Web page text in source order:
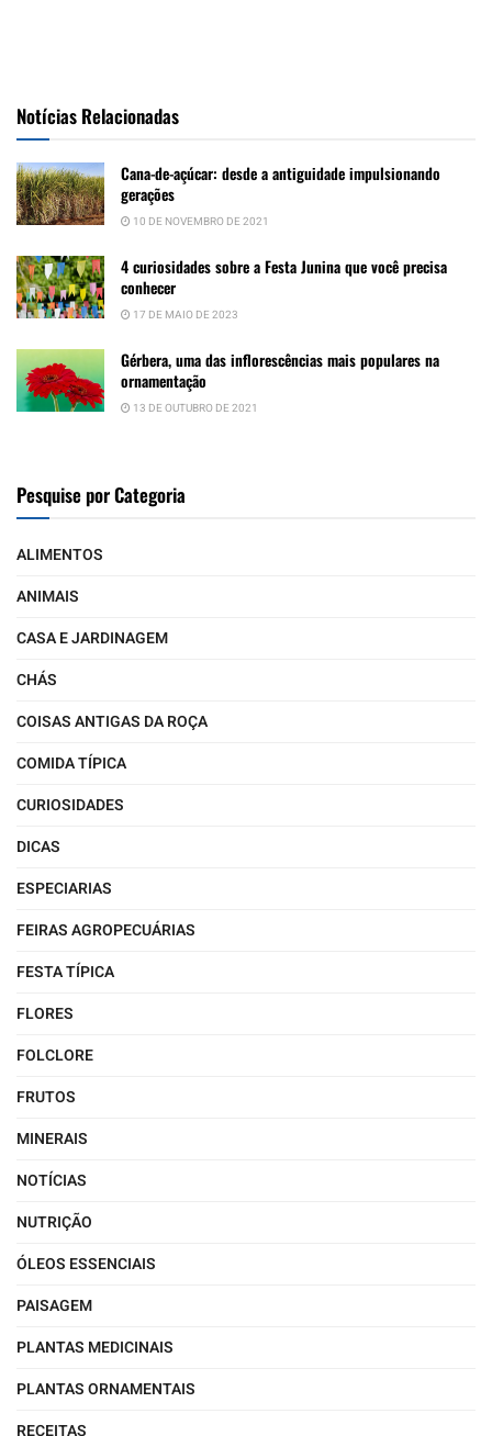
Notícias Relacionadas
Cana-de-açúcar: desde a antiguidade impulsionando
gerações
10 DE NOVEMBRO DE 2021
4 curiosidades sobre a Festa Junina que você precisa
conhecer
17 DE MAIO DE 2023
Gérbera, uma das inflorescências mais populares na
ornamentação
13 DE OUTUBRO DE 2021
Pesquise por Categoria
ALIMENTOS
ANIMAIS
CASA E JARDINAGEM
CHÁS
COISAS ANTIGAS DA ROÇA
COMIDA TÍPICA
CURIOSIDADES
DICAS
ESPECIARIAS
FEIRAS AGROPECUÁRIAS
FESTA TÍPICA
FLORES
FOLCLORE
FRUTOS
MINERAIS
NOTÍCIAS
NUTRIÇÃO
ÓLEOS ESSENCIAIS
PAISAGEM
PLANTAS MEDICINAIS
PLANTAS ORNAMENTAIS
RECEITAS